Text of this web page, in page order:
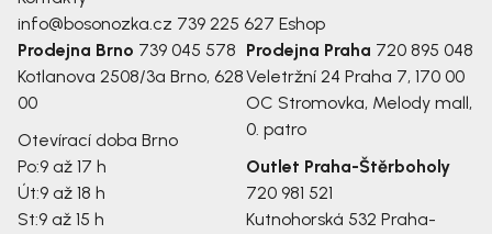
info@bosonozka.cz 739 225 627 Eshop
Prodejna Brno 739 045 578
Kotlanova 2508/3a Brno, 628
00
Otevírací doba Brno
Po:9 až 17 h
Út:9 až 18 h
St:9 až 15 h
Prodejna Praha 720 895 048
Veletržní 24 Praha 7, 170 00
OC Stromovka, Melody mall,
0. patro
Outlet Praha-Štěrboholy
720 981 521
Kutnohorská 532 Praha-